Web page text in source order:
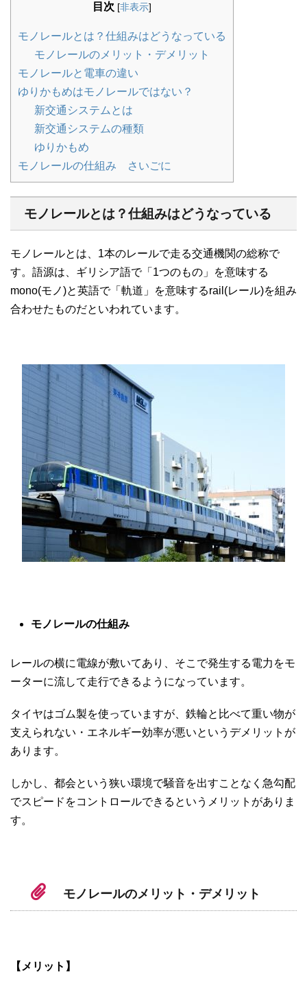
目次 [非表示]
モノレールとは？仕組みはどうなっている
モノレールのメリット・デメリット
モノレールと電車の違い
ゆりかもめはモノレールではない？
新交通システムとは
新交通システムの種類
ゆりかもめ
モノレールの仕組み さいごに
モノレールとは？仕組みはどうなっている
モノレールとは、1本のレールで走る交通機関の総称で
す。語源は、ギリシア語で「1つのもの」を意味する
mono(モノ)と英語で「軌道」を意味するrail(レール)を組み
合わせたものだといわれています。
モノレールの仕組み
レールの横に電線が敷いてあり、そこで発生する電力をモ
ーターに流して走行できるようになっています。
タイヤはゴム製を使っていますが、鉄輪と比べて重い物が
支えられない・エネルギー効率が悪いというデメリットが
あります。
しかし、都会という狭い環境で騒音を出すことなく急勾配
でスピードをコントロールできるというメリットがありま
す。
モノレールのメリット・デメリット
【メリット】